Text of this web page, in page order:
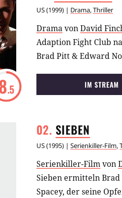
US(1999) | Drama,Thriller
.5
DramavonDavid
Adaption Fight Club
Brad Pitt & Edward
IM STREAM
SIEBEN
US(1995) | Serienkiller-Film,
Serienkiller-Filmvon
Sieben ermitteln
Spacey, der seine